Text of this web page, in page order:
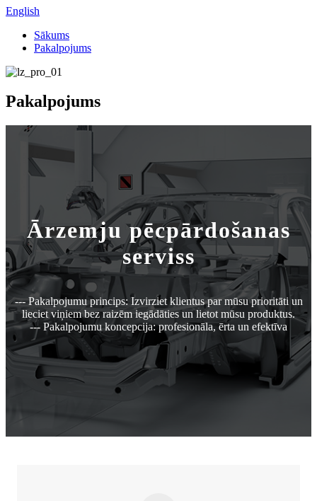
English
Sākums
Pakalpojums
Pakalpojums
Ārzemju pēcpārdošanas
serviss
--- Pakalpojumu princips: Izvirziet klientus par mūsu prioritāti un
lieciet viņiem bez raizēm iegādāties un lietot mūsu produktus.
--- Pakalpojumu koncepcija: profesionāla, ērta un efektīva